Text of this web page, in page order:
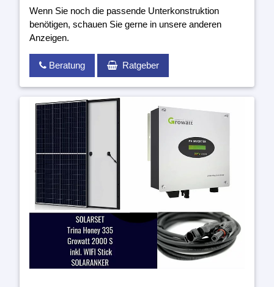
Wenn Sie noch die passende Unterkonstruktion
benötigen, schauen Sie gerne in unsere anderen
Anzeigen.
Beratung Ratgeber